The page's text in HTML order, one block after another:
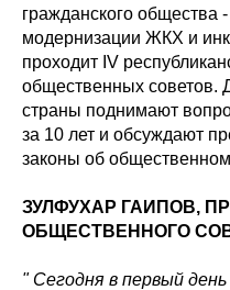
гражданского общества
модернизации ЖКХ и
проходит IV
общественных советов.
страны поднимают
за 10 лет и обсуждают
законы об
ЗУЛФУХАР ГАИПОВ,
ОБЩЕСТВЕННОГО
" Сегодня в первый